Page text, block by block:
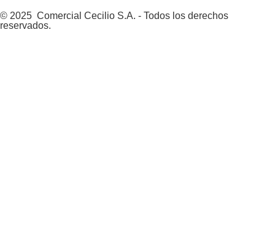
© 2025 Comercial Cecilio S.A. - Todos los derechos
reservados.